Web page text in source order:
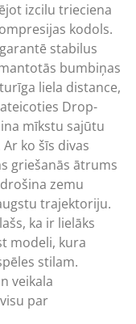
izcilu trieciena
kodols.
stabilus
bumbiņas
liela distance,
Drop-
mīkstu sajūtu
ko šīs divas
griešanās ātrums
zemu
trajektoriju.
ka ir lielāks
modeli, kura
stilam.
veikala
par